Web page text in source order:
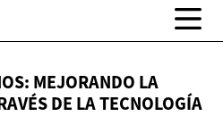
MEJORANDO LA
DE LATECNOLOGÍA